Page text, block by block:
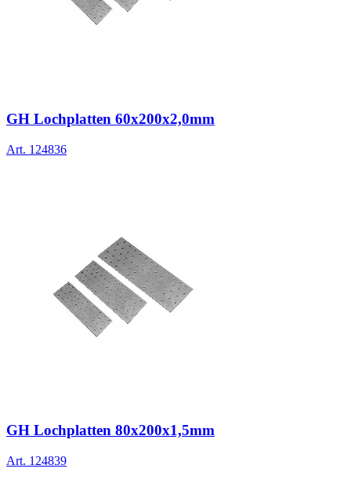
GH Lochplatten 60x200x2,0mm
Art. 124836
GH Lochplatten 80x200x1,5mm
Art. 124839